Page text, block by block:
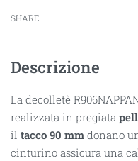
SHARE
Descrizione
La decolletè
realizzata in pregiata
il tacco 90 mm donano
cinturino assicura una